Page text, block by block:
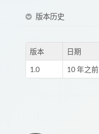
版本历史
版本 日期
1.0 10 年之前